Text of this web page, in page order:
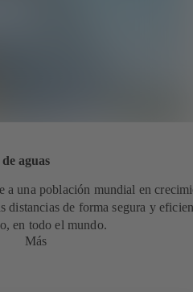
aguas
a una población mundial en
distancias de forma segura y
en todo el mundo.
Más